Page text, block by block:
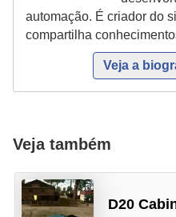
automação. É criador do
compartilha
Veja a
Veja também
D20
ô
F
u
t